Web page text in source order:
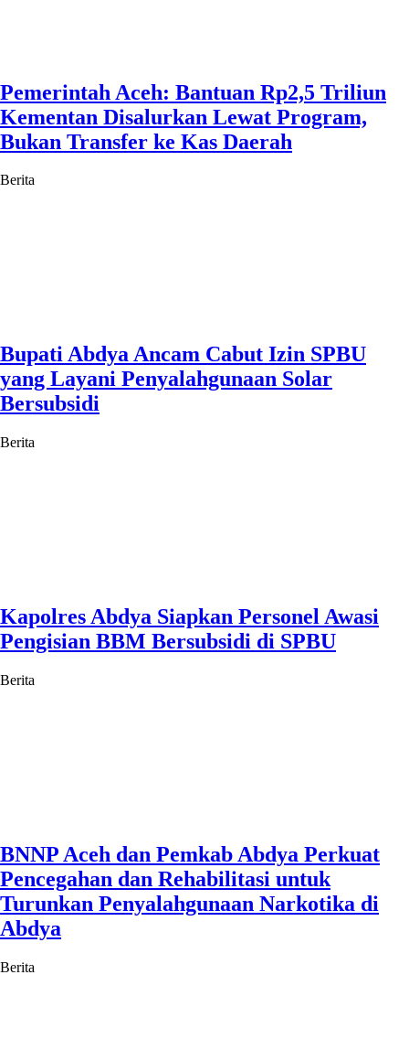
Pemerintah Aceh: Bantuan Rp2,5 Triliun
Kementan Disalurkan Lewat Program,
Bukan Transfer ke Kas Daerah
Berita
Bupati Abdya Ancam Cabut Izin SPBU
yang Layani Penyalahgunaan Solar
Bersubsidi
Berita
Kapolres Abdya Siapkan Personel Awasi
Pengisian BBM Bersubsidi di SPBU
Berita
BNNP Aceh dan Pemkab Abdya Perkuat
Pencegahan dan Rehabilitasi untuk
Turunkan Penyalahgunaan Narkotika di
Abdya
Berita